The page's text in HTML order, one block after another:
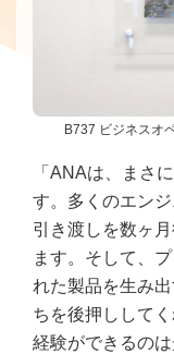
B737 ビジネスオ
「ANAは、まさ
す。多くのエン
引き渡しを数ヶ
ます。そして、
れた製品を生み
ちを後押しして
経験ができるの